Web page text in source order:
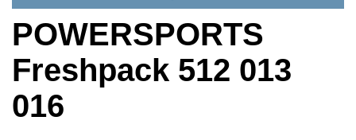
POWERSPORTS
Freshpack 512 013
016